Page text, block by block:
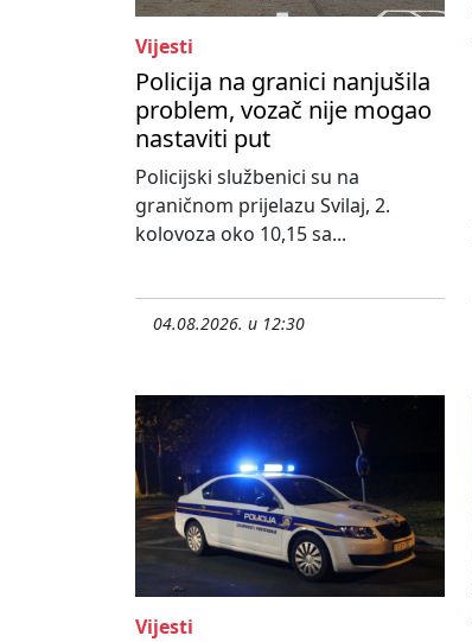
Vijesti
Policija na granici nanjušila
problem, vozač nije mogao
nastaviti put
Policijski službenici su na
graničnom prijelazu Svilaj, 2.
kolovoza oko 10,15 sa...
04.08.2026. u 12:30
Vijesti